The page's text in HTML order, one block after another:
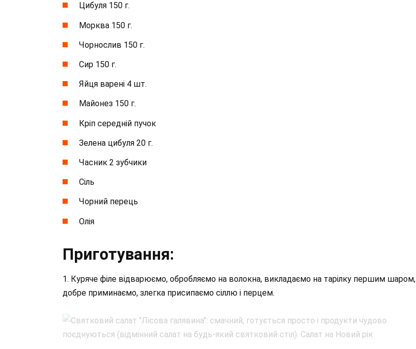
Цибуля 150 г.
Морква 150 г.
Чорнослив 150 г.
Сир 150 г.
Яйця варені 4 шт.
Майонез 150 г.
Кріп середній пучок
Зелена цибуля 20 г.
Часник 2 зубчики
Сіль
Чорний перець
Олія
Приготування:
1. Куряче філе відварюємо, обробляємо на волокна, викладаємо на тарілку першим шаром,
добре приминаємо, злегка присипаємо сіллю і перцем.